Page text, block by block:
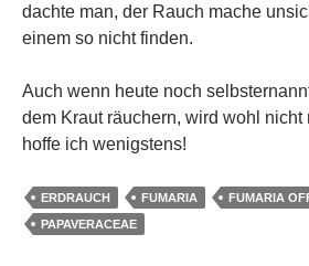
dachte man, der Rauch mache
einem so nicht finden.
Auch wenn heute noch
dem Kraut räuchern, wird wohl nicht
hoffe ich wenigstens!
ERDRAUCH FUMARIA FUMARIA
PAPAVERACEAE